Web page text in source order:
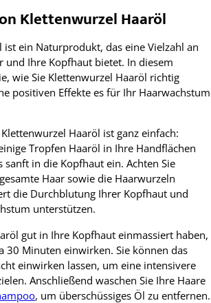
Klettenwurzel Haaröl
ist ein Naturprodukt, das eine Vielzahl an
und Ihre Kopfhaut bietet. In diesem
wie Sie Klettenwurzel Haaröl richtig
positiven Effekte es für Ihr Haarwachstum
Haaröl ist ganz einfach:
Tropfen Haaröl in Ihre Handflächen
sanft in die Kopfhaut ein. Achten Sie
Haar sowie die Haarwurzeln
die Durchblutung Ihrer Kopfhaut und
unterstützen.
gut in Ihre Kopfhaut einmassiert haben,
30 Minuten einwirken. Sie können das
einwirken lassen, um eine intensivere
Anschließend waschen Sie Ihre Haare
, um überschüssiges Öl zu entfernen.